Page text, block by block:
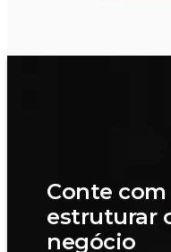
Conte com
estruturar
negócio